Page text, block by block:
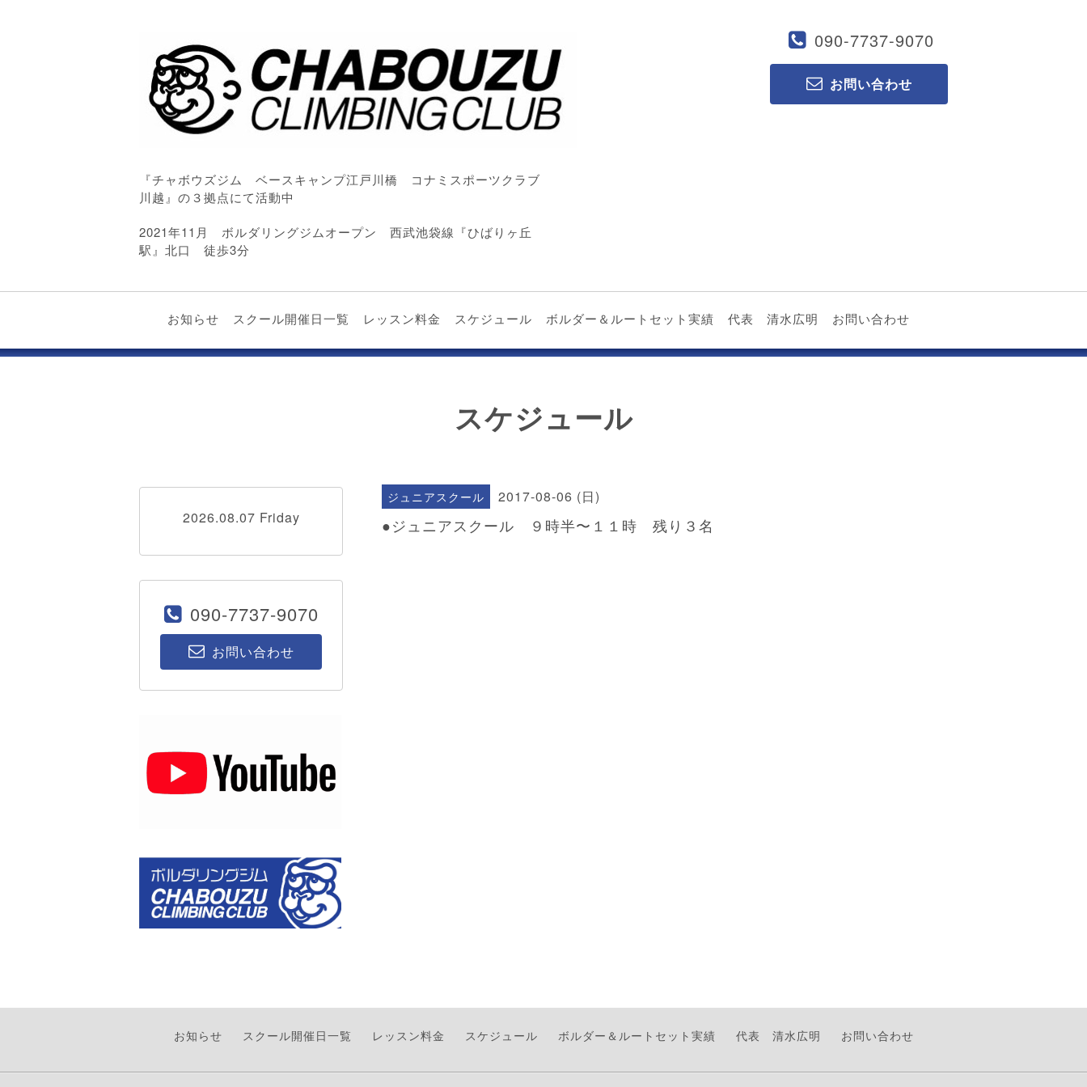
090-7737-9070
お問い合わせ
『チャボウズジム ベースキャンプ江戸川橋 コナミスポーツクラブ
川越』の３拠点にて活動中
2021年11月 ボルダリングジムオープン 西武池袋線『ひばりヶ丘
駅』北口 徒歩3分
お知らせ スクール開催日一覧 レッスン料金 スケジュール ボルダー＆ルートセット実績 代表 清水広明 お問い合わせ
スケジュール
ジュニアスクール 2017-08-06 (日)
●ジュニアスクール ９時半〜１１時 残り３名
2026.08.07 Friday
090-7737-9070
お問い合わせ
お知らせ スクール開催日一覧 レッスン料金 スケジュール ボルダー＆ルートセット実績 代表 清水広明 お問い合わせ